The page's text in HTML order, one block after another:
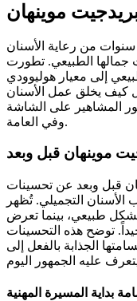
موينهان
من رعاية الأسنان
جمالها الطبيعي. تطورت
إلى معيار هوليوودي
كيف يخلق عمل الأسنان
المشاهير على الشاشة
وفي العامة.
موينهان قبل وبعد
قبل وبعد عن تحسينات
التجميلي. تُظهر
بشكل طبيعي، بينما تعرض
توضح هذه التحسينات
الجذابة بالفعل إلى
بداية المسيرة المهنية